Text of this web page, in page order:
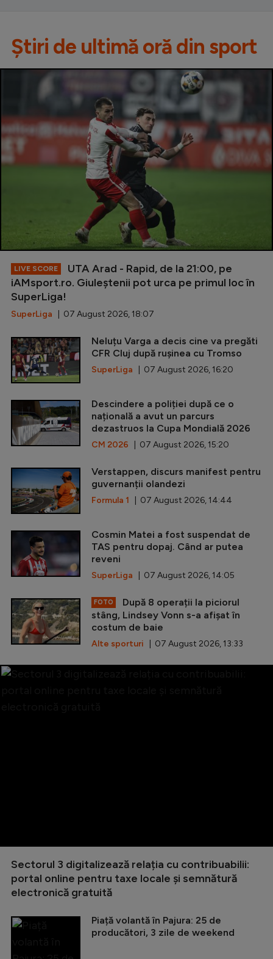
Știri de ultimă oră din sport
LIVE SCORE
UTA Arad - Rapid, de la 21:00, pe
iAMsport.ro. Giuleștenii pot urca pe primul loc în
SuperLiga!
SuperLiga | 07 August 2026, 18:07
Neluțu Varga a decis cine va pregăti
CFR Cluj după rușinea cu Tromso
SuperLiga | 07 August 2026, 16:20
Descindere a poliției după ce o
națională a avut un parcurs
dezastruos la Cupa Mondială 2026
CM 2026 | 07 August 2026, 15:20
Verstappen, discurs manifest pentru
guvernanții olandezi
Formula 1 | 07 August 2026, 14:44
Cosmin Matei a fost suspendat de
TAS pentru dopaj. Când ar putea
reveni
SuperLiga | 07 August 2026, 14:05
FOTO
După 8 operații la piciorul
stâng, Lindsey Vonn s-a afișat în
costum de baie
Alte sporturi | 07 August 2026, 13:33
Sectorul 3 digitalizează relația cu contribuabilii:
portal online pentru taxe locale și semnătură
electronică gratuită
Piață volantă în Pajura: 25 de
producători, 3 zile de weekend